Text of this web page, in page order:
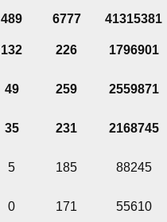
489 6777
41315381
132 226 1796901
49 259 2559871
35 231 2168745
5 185 88245
0 171 55610